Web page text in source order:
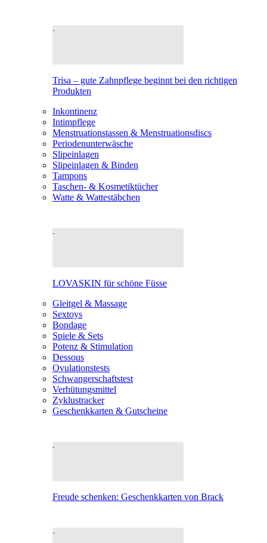
Trisa – gute Zahnpflege beginnt bei den richtigen
Produkten
Inkontinenz
Intimpflege
Menstruationstassen & Menstruationsdiscs
Periodenunterwäsche
Slipeinlagen
Slipeinlagen & Binden
Tampons
Taschen- & Kosmetiktücher
Watte & Wattestäbchen
LOVASKIN für schöne Füsse
Gleitgel & Massage
Sextoys
Bondage
Spiele & Sets
Potenz & Stimulation
Dessous
Ovulationstests
Schwangerschaftstest
Verhütungsmittel
Zyklustracker
Geschenkkarten & Gutscheine
Freude schenken: Geschenkkarten von Brack